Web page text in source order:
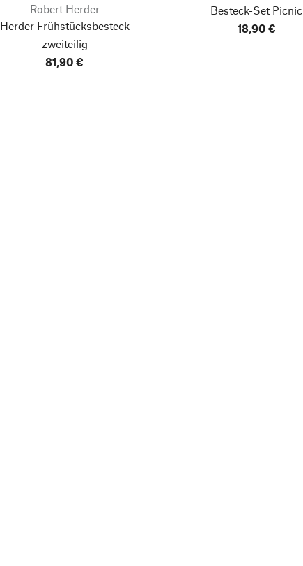
Robert Herder
Herder Frühstücksbesteck
zweiteilig
81,90 €
Besteck-Set Picnic
18,90 €